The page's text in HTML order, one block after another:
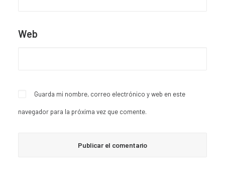
Web
Guarda mi nombre, correo electrónico y web en este
navegador para la próxima vez que comente.